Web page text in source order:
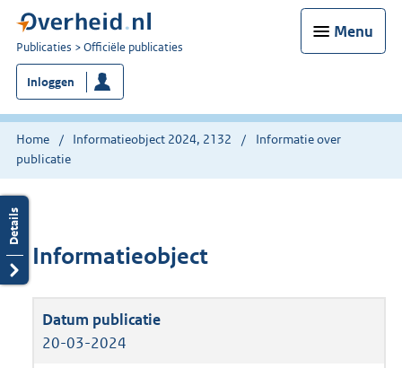
Menu
U
bent
nu
hier:
Publicaties Officiële publicaties
Inloggen
Home Informatieobject 2024, 2132
Informatie over
publicatie
Informatieobject
20-03-2024